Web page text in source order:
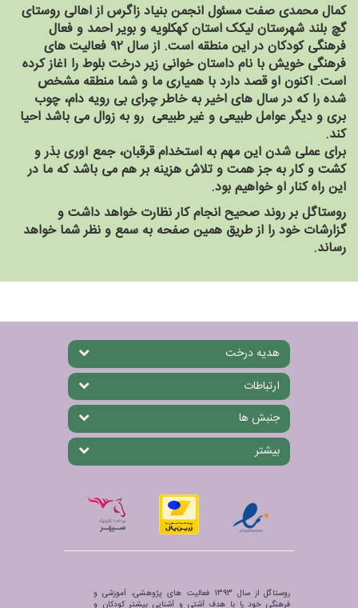
کمال محمدی صفت مسئول انجمن بنیاد زاگرس از اهالی روستای
گچ بلند شهرستان لیکک استان کهکلویه و بویر احمد و فعال
فرهنگی کودکان در این منطقه است. از سال ۹۲ فعالیت های
فرهنگی خویش با نام داستان خوانی زیر درخت بلوط را آغاز کرده
است. اکنون او قصد دارد با همیاری ما و شما منطقه مشخص
شده را که در سال های اخیر به خاطر چرای بی رویه دام، چوب
بری و دیگر عوامل طبیعی و غیر طبیعی رو به زوال می باشد احیا
کند.
برای عملی شدن این مهم به استخدام قرقبان، جمع آوری بذر و
کشت و کار به جز همت و تلاش هزینه بر هم می باشد که ما در
این راه کنار او خواهیم بود.
روستاگل بر روند صحیح انجام کار نظارت خواهد داشت و
گزارشات خود را از طریق همین صفحه به سمع و نظر شما خواهد
رساند.
هدیه درخت
ارتباطات
جنبش ها
بیشتر
روستاگل از سال 1393 فعالیت های پژوهشی، آموزشی و
فرهنگی خود را با هدف آشتی و آشنایی بیشتر کودکان و